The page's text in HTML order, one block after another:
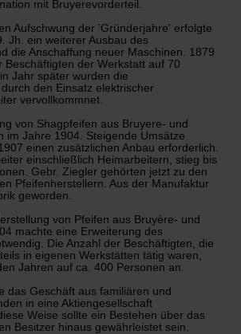
mit Bruyerevorderteil.
Aufschwung der 'Gründerjahre' erfolgte
Jh. ein weiterer Ausbau des
die Anschaffung neuer Maschinen. 1879
Beschäftigten der Werkstatt auf 70
Jahr später wurden die
den Einsatz elektrischer
vervollkommnet.
von Shagpfeifen aus Bruyere- und
im Jahre 1904. Steigende Umsätze
einen zusätzlichen Anbau erforderlich.
einschließlich Heimarbeitern, stieg bis
Gebr. Ziegler gehörten jetzt zu den
Pfeifenherstellern. Aus der Manufaktur
geworden.
von Pfeifen aus Bruyère- und
machte eine Erweiterung des
Die Anzahl der Beschäftigten, die
in eigenen Werkstätten tätig waren,
Jahren auf ca. 400 Personen an.
das Geschäft aus familiären und
in eine Aktiengesellschaft
Weise sollte ein Bestehen über das
Besitzer hinaus gewährleistet sein.